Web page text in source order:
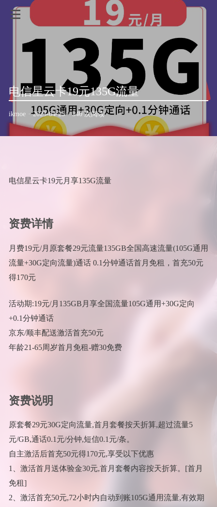
电信星云卡19元135G流量
ikmoe · 2023-04-25 · 540 次阅读
电信星云卡19元月享135G流量
资费详情
月费19元/月原套餐29元流量135GB全国高速流量(105G通用
流量+30G定向流量)通话 0.1分钟通话首月免租，首充50元
得170元
活动期:19元/月135GB月享全国流量105G通用+30G定向
+0.1分钟通话
京东/顺丰配送激活首充50元
年龄21-65周岁首月免租-赠30免费
资费说明
原套餐29元30G定向流量,首月套餐按天折算,超过流量5
元/GB,通话0.1元/分钟,短信0.1元/条。
自主激活后首充50元得170元,享受以下优惠
1、激活首月送体验金30元,首月套餐内容按天折算。[首月
免租]
2、激活首充50元,72小时内自动到账105G通用流量,有效期